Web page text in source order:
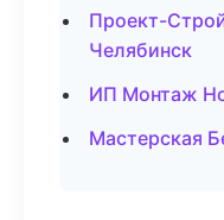
Проект-
Челябинск
ИП Монтаж
Мастерская